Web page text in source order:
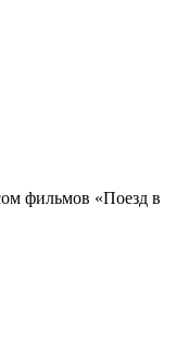
фильмов «Поезд в